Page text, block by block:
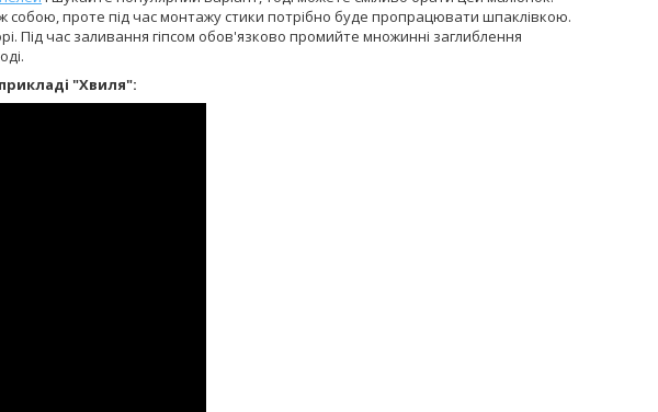
собою, проте під час монтажу стики потрібно буде пропрацювати шпаклівкою.
Під час заливання гіпсом обов'язково промийте множинні заглиблення
"Хвиля":